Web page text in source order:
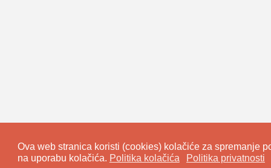
Ova web stranica koristi (cookies) kolačiće za spremanje
na uporabu kolačića. Politika kolačića Politika privatnosti